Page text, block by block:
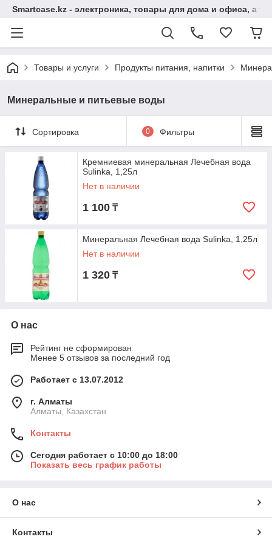
Smartcase.kz - электроника, товары для дома и офиса, а
Товары и услуги Продукты питания, напитки
Минеральные и питьевые воды
Сортировка 0 Фильтры
Кремниевая минеральная Лечебная вода
Sulinka, 1,25л
Нет в наличии
1 100 ₸
Минеральная Лечебная вода Sulinka, 1,25л
Нет в наличии
1 320 ₸
О нас
Рейтинг не сформирован
Менее 5 отзывов за последний год
Работает с 13.07.2012
г. Алматы
Алматы, Казахстан
Контакты
Сегодня работает с 10:00 до 18:00
Показать весь график работы
О нас
Контакты